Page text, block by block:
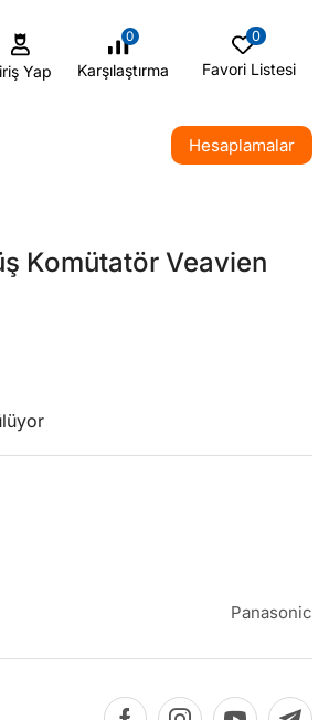
Yap
0
Karşılaştırma
0
Favori Listesi
Hesaplamalar
Komütatör Veavien
Panasonic